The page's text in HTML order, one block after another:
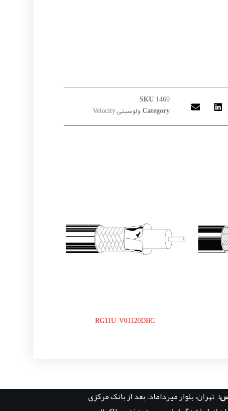
SKU 1469
Category ولوسیتی Velocity
RG11U – V01120DBC
تهران، بلوار میرداماد، بعد از بانک مرکزی